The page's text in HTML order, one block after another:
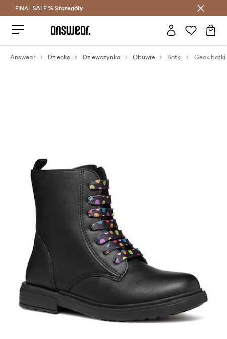
Oszczędzaj z Answear Club >
FINAL SALE % Szczegóły
Answear Dziecko Dziewczynka Obuwie Botki Geox botki